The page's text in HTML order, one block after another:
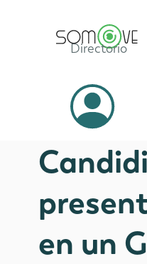
Directorio
en un